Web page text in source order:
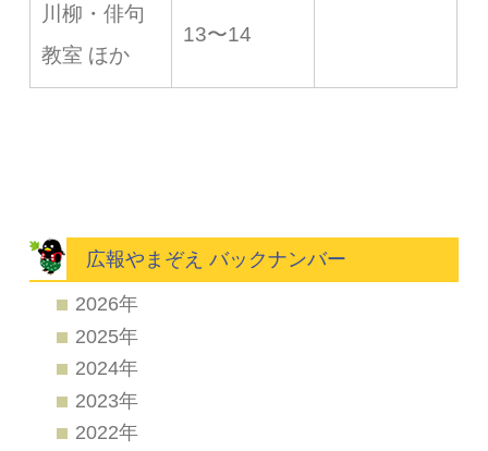
川柳・俳句
教室 ほか
13〜14
広報やまぞえ バックナンバー
2026年
2025年
2024年
2023年
2022年